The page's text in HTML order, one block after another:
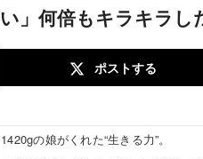
い」何倍もキラキラし
ポストする
1420gの娘がくれた“生きる力”。